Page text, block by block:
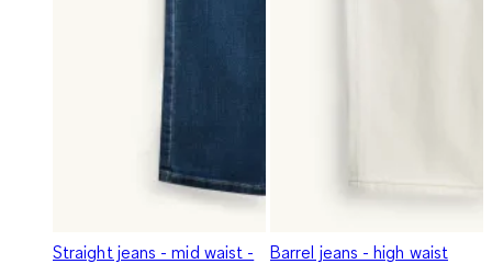
Straight jeans - mid waist -
Barrel jeans - high waist